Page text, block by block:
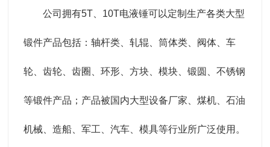
公司拥有5T、10T电液锤可以定制生产各类大型
锻件产品包括：轴杆类、轧辊、筒体类、阀体、车
轮、齿轮、齿圈、环形、方块、模块、锻圆、不锈钢
等锻件产品；产品被国内大型设备厂家、煤机、石油
机械、造船、军工、汽车、模具等行业所广泛使用。